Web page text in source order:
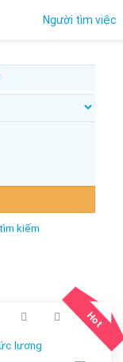
Người tìm việc
kiếm
Hot
lương